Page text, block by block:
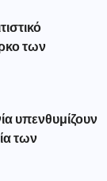
των
υπενθυμίζουν
των